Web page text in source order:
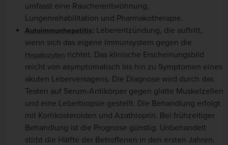
umfasst eine Raucherentwöhnung,
Lungenrehabilitation und Pharmakotherapie.
Autoimmunhepatitis: Leberentzündung, die auftritt,
wenn sich das eigene Immunsystem gegen die
Hepatozyten richtet. Das klinische Erscheinungsbild
reicht von asymptomatisch bis hin zu Symptomen eines
akuten Leberversagens. Die Diagnose wird durch das
Testen auf Serum-Antikörper gegen glatte Muskelzellen
und eine Leberbiopsie gestellt. Die Behandlung erfolgt
mit Kortikosteroiden und Azathioprin. Bei frühzeitiger
Behandlung ist die Prognose günstig. Unbehandelt
stirbt die Hälfte der Betroffenen in den ersten Jahren.